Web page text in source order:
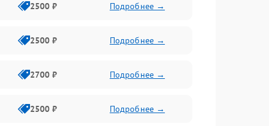
2500 ₽ Подробнее →
2500 ₽ Подробнее →
2700 ₽ Подробнее →
2500 ₽ Подробнее →